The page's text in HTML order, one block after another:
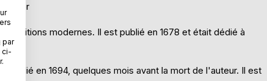
éditions modernes. Il est publié en 1678 et était dédié à
en 1694, quelques mois avant la mort de l'auteur. Il est
par
ci-